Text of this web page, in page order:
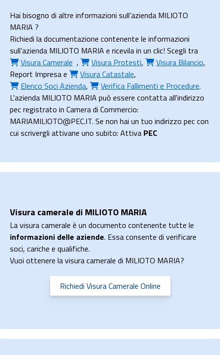
Hai bisogno di altre informazioni sull’azienda MILIOTO
MARIA ?
Richiedi la documentazione contenente le informazioni
sull’azienda MILIOTO MARIA e ricevila in un clic! Scegli tra
Visura Camerale , Visura Protesti, Visura Bilancio,
Report Impresae Visura Catastale,
Elenco Soci Azienda, Verifica Fallimenti e Procedure.
L'azienda MILIOTO MARIA può essere contatta all'indirizzo
pec registrato in Camera di Commercio:
MARIAMILIOTO@PEC.IT. Se non hai un tuo indirizzo pec con
cui scrivergli attivane uno subito: Attiva PEC
Visura camerale di MILIOTO MARIA
La visura camerale è un documento contenente tutte le
informazioni delle aziende. Essa consente di verificare
soci, cariche e qualifiche.
Vuoi ottenere la visura camerale di MILIOTO MARIA?
Richiedi Visura Camerale Online